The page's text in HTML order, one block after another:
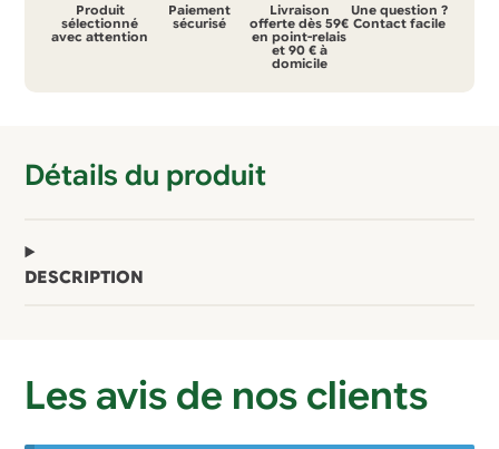
bouchon
Produit
sélectionné
avec attention
Paiement
sécurisé
Livraison
offerte dès 59€
en point-relais
et 90 € à
domicile
Une question ?
Contact facile
Détails du produit
DESCRIPTION
Les avis de nos clients